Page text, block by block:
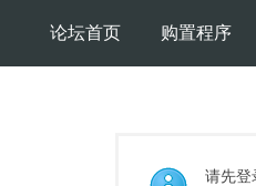
论坛首页 购置程序
请先登